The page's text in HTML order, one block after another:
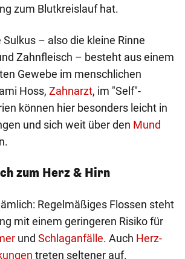
zum Blutkreislauf hat.
– also die kleine Rinne
Zahnfleisch – besteht aus einem
Gewebe im menschlichen
Hoss, Zahnarzt, im "Self"-
können hier besonders leicht in
und sich weit über den Mund
zum Herz & Hirn
Regelmäßiges Flossen steht
mit einem geringeren Risiko für
und Schlaganfälle. Auch Herz-
treten seltener auf.